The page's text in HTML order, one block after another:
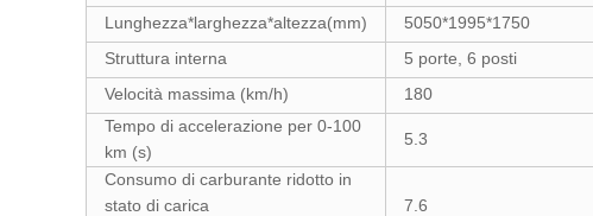
Lunghezza*larghezza*altezza(mm)
5050*1995*1750
Struttura interna
5 porte, 6 posti
Velocità massima (km/h)
180
Tempo di accelerazione per 0-100
km (s)
5.3
Consumo di carburante ridotto in
stato di carica
7.6